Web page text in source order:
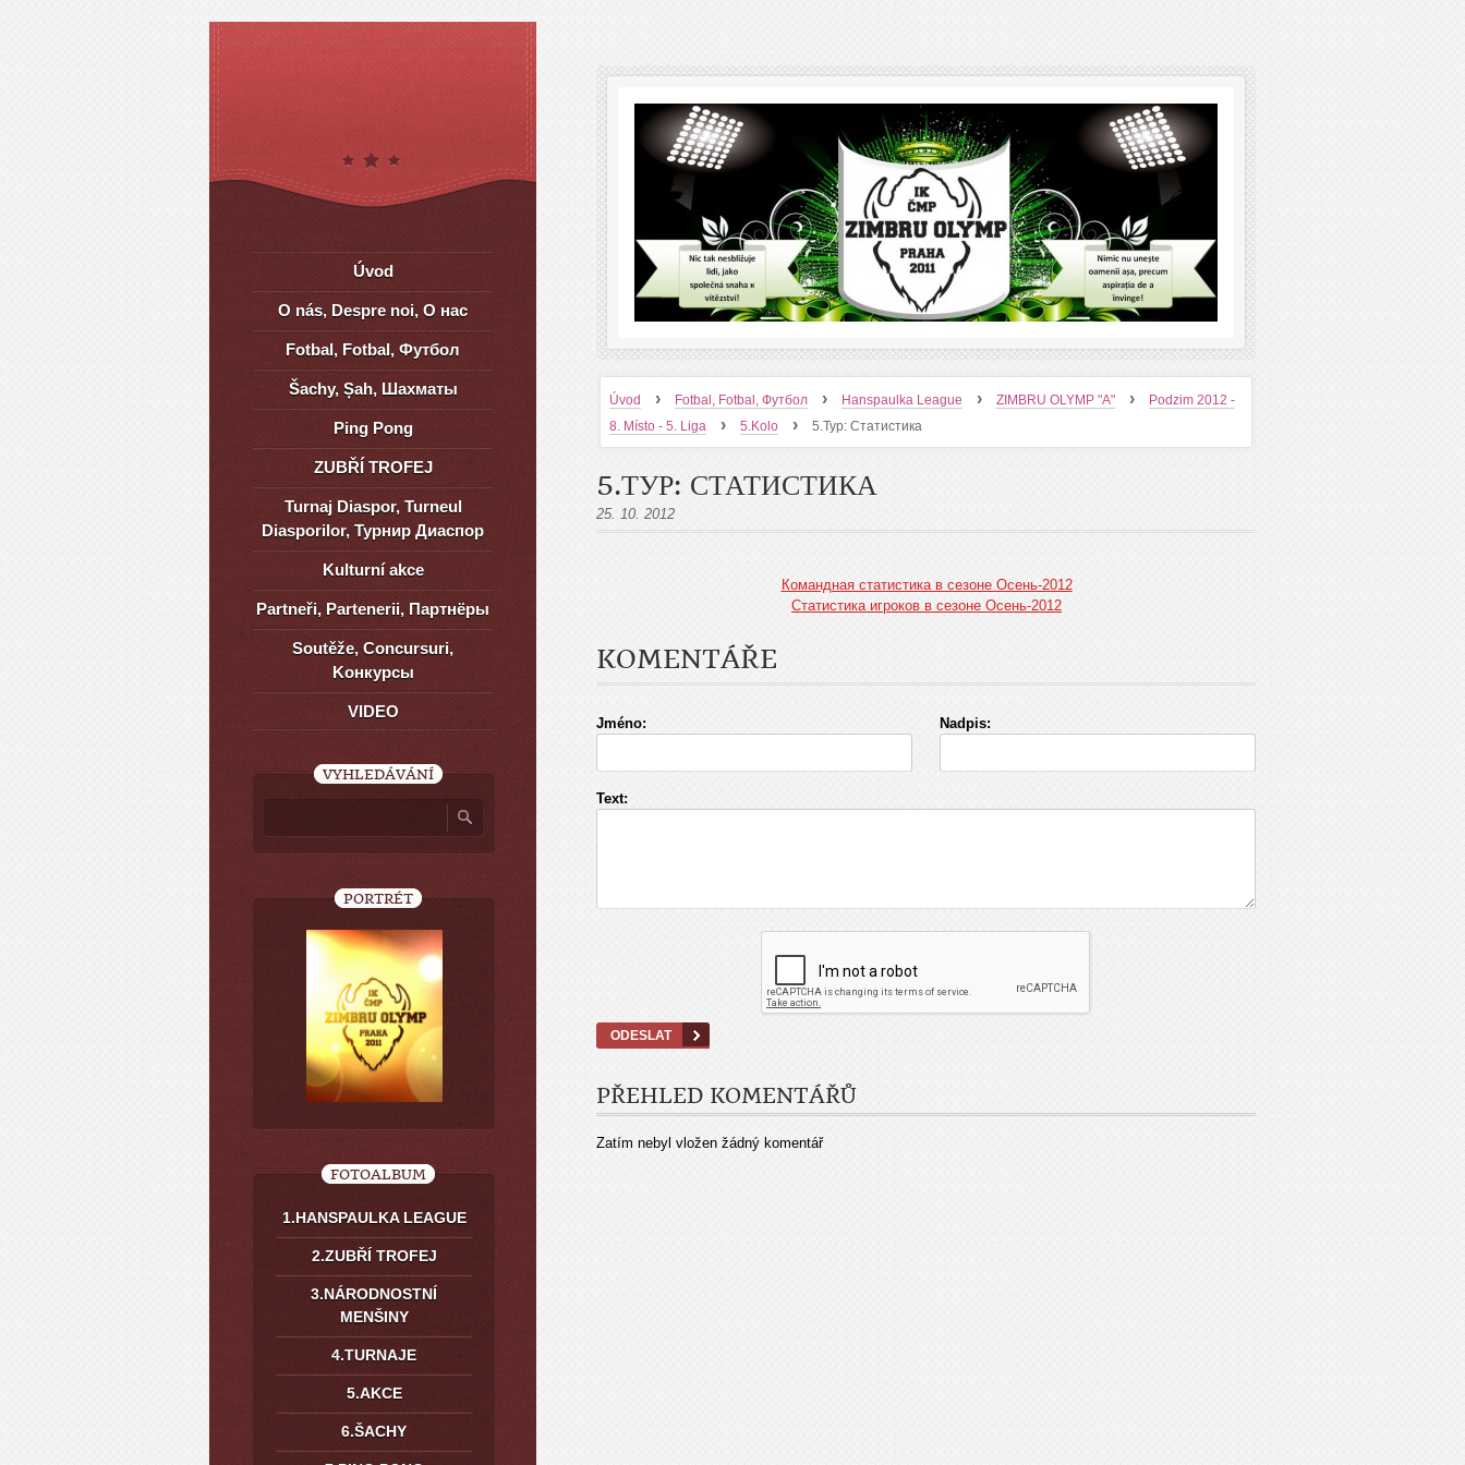
Úvod › Fotbal, Fotbal, Футбол › Hanspaulka League › ZIMBRU OLYMP "A" ›
Podzim 2012 -
8. Místo - 5. Liga
› 5.Kolo › 5.Тур: Статистика
5.ТУР: СТАТИСТИКА
25. 10. 2012
Командная статистика в сезоне Осень-2012
Статистика игроков в сезоне Осень-2012
KOMENTÁŘE
Jméno: Nadpis:
Text:
PŘEHLED KOMENTÁŘŮ
Zatím nebyl vložen žádný komentář
Úvod
O nás, Despre noi, О нас
Fotbal, Fotbal, Футбол
Šachy, Șah, Шахматы
Ping Pong
ZUBŘÍ TROFEJ
Turnaj Diaspor, Turneul
Diasporilor, Турнир Диаспор
Kulturní akce
Partneři, Partenerii, Партнёры
Soutěže, Concursuri,
Kонкурсы
VIDEO
VYHLEDÁVÁNÍ
PORTRÉT
FOTOALBUM
1.HANSPAULKA LEAGUE
2.ZUBŘÍ TROFEJ
3.NÁRODNOSTNÍ
MENŠINY
4.TURNAJE
5.AKCE
6.ŠACHY